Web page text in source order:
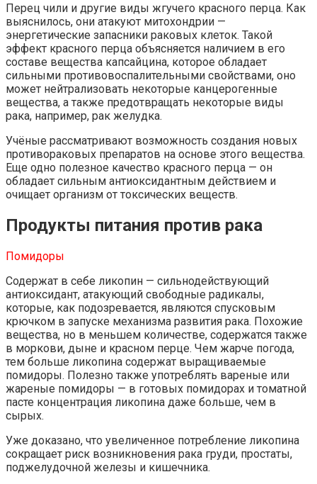
Перец чили и другие виды жгучего красного перца. Как
выяснилось, они атакуют митохондрии —
энергетические запасники раковых клеток. Такой
эффект красного перца объясняется наличием в его
составе вещества капсайцина, которое обладает
сильными противовоспалительными свойствами, оно
может нейтрализовать некоторые канцерогенные
вещества, а также предотвращать некоторые виды
рака, например, рак желудка.
Учёные рассматривают возможность создания новых
противораковых препаратов на основе этого вещества.
Еще одно полезное качество красного перца — он
обладает сильным антиоксидантным действием и
очищает организм от токсических веществ.
Продукты питания против рака
Помидоры
Содержат в себе ликопин — сильнодействующий
антиоксидант, атакующий свободные радикалы,
которые, как подозревается, являются спусковым
крючком в запуске механизма развития рака. Похожие
вещества, но в меньшем количестве, содержатся также
в моркови, дыне и красном перце. Чем жарче погода,
тем больше ликопина содержат выращиваемые
помидоры. Полезно также употреблять вареные или
жареные помидоры — в готовых помидорах и томатной
пасте концентрация ликопина даже больше, чем в
сырых.
Уже доказано, что увеличенное потребление ликопина
сокращает риск возникновения рака груди, простаты,
поджелудочной железы и кишечника.